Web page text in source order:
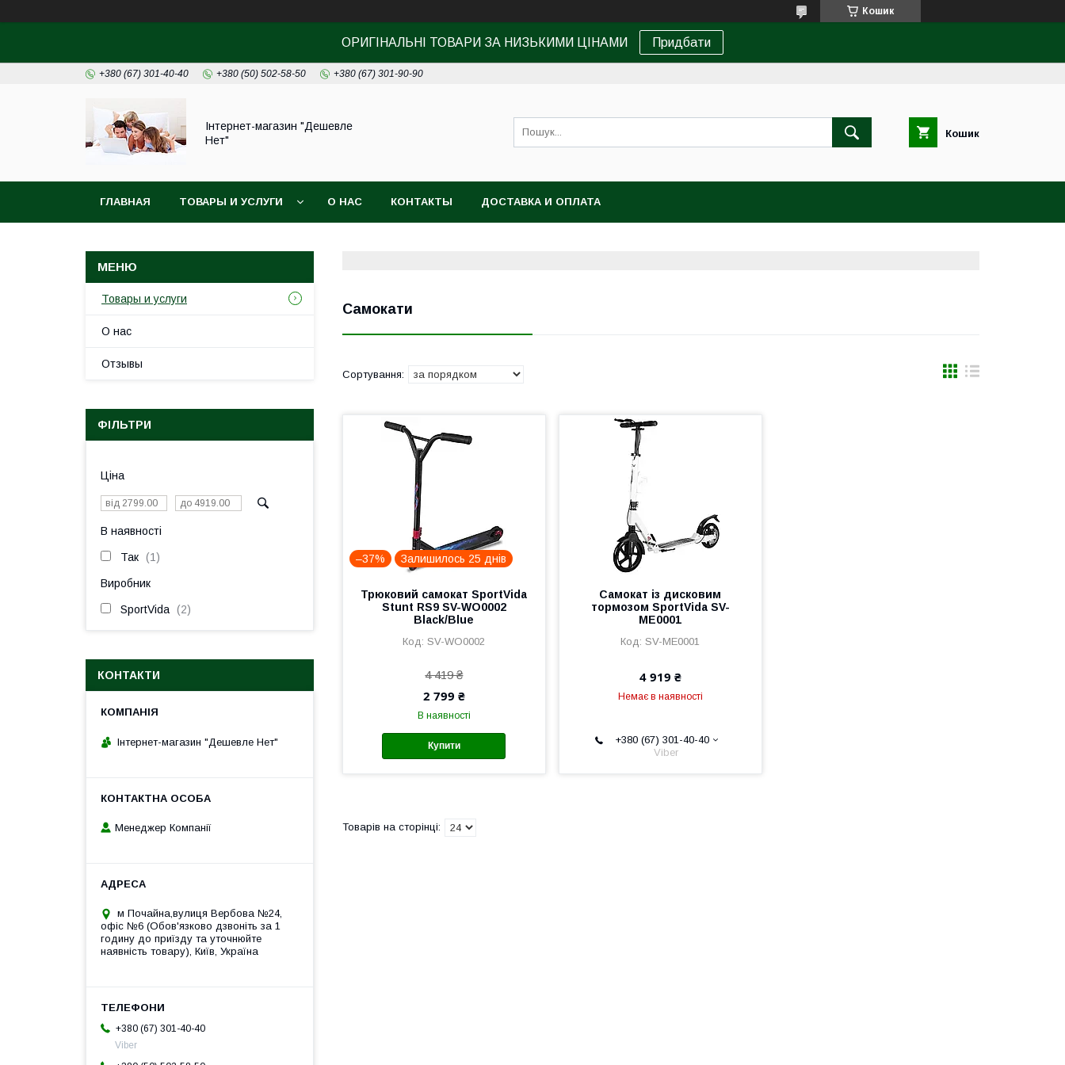
Кошик
ОРИГІНАЛЬНІ ТОВАРИ ЗА НИЗЬКИМИ ЦІНАМИ Придбати
+380 (67) 301-40-40 +380 (50) 502-58-50 +380 (67) 301-90-90
Інтернет-магазин "Дешевле
Нет"
Кошик
ГЛАВНАЯ ТОВАРЫ И УСЛУГИ О НАС КОНТАКТЫ ДОСТАВКА И ОПЛАТА
Самокати
–37% Залишилось 25 днів
Трюковий самокат SportVida
Stunt RS9 SV-WO0002
Black/Blue
SV-WO0002
4 419 ₴
2 799 ₴
В наявності
Купити
Самокат із дисковим
тормозом SportVida SV-
ME0001
SV-ME0001
4 919 ₴
Немає в наявності
+380 (67) 301-40-40
Viber
Товары и услуги
О нас
Отзывы
ФІЛЬТРИ
Ціна
В наявності
Так 1
Виробник
SportVida 2
КОНТАКТИ
Інтернет-магазин "Дешевле Нет"
Менеджер Компанії
м Почайна,вулиця Вербова №24,
офіс №6 (Обов'язково дзвоніть за 1
годину до приїзду та уточнюйте
наявність товару), Київ, Україна
+380 (67) 301-40-40
Viber